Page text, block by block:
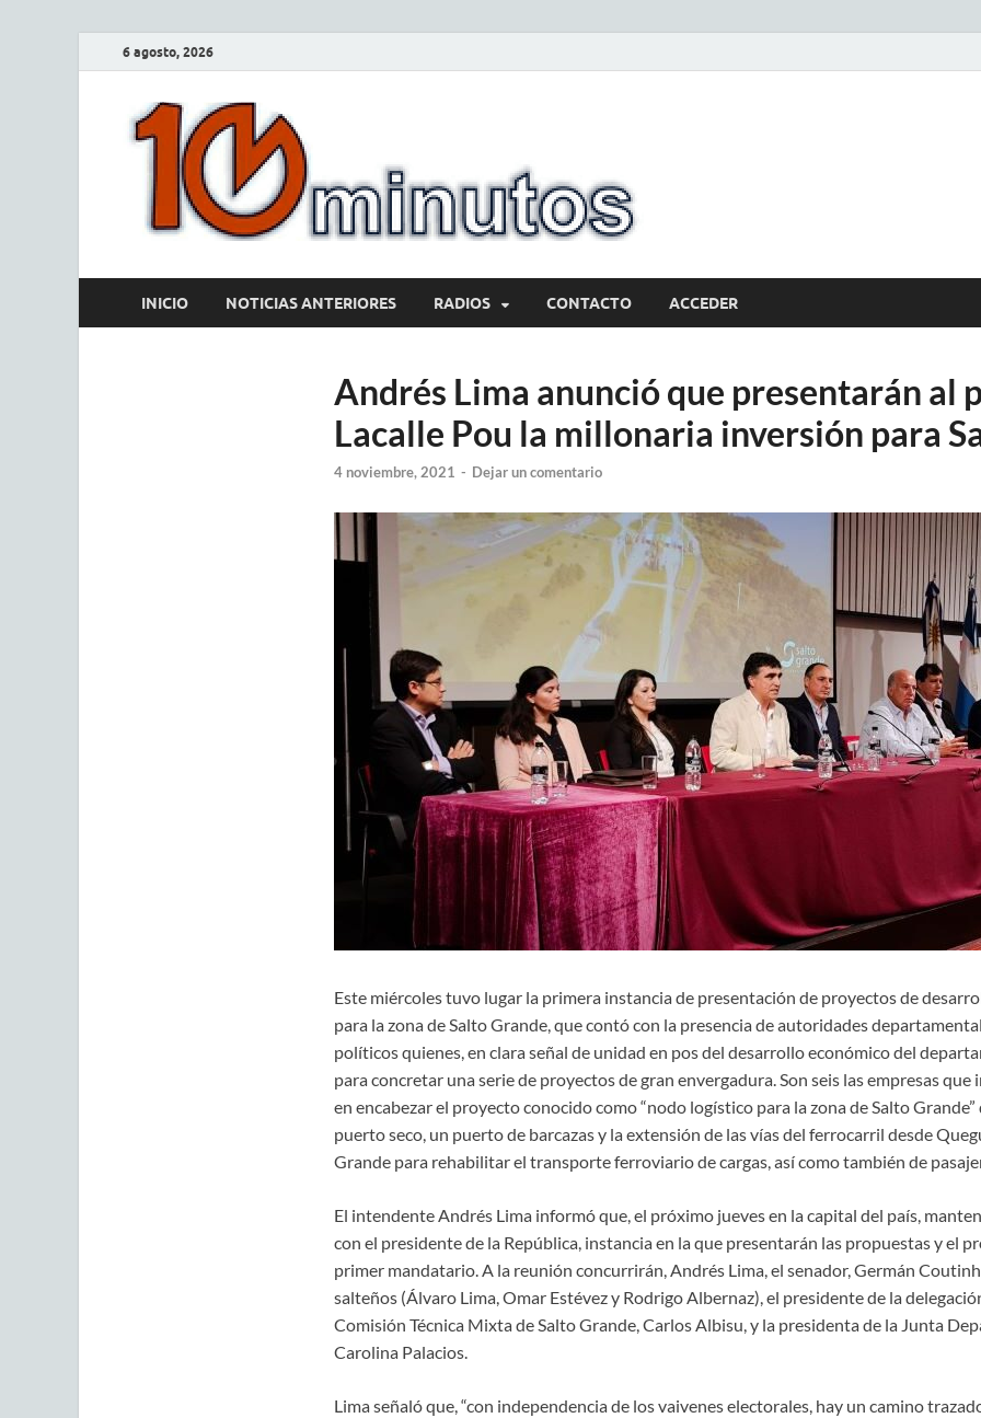
6 agosto, 2026
INICIO NOTICIAS ANTERIORES RADIOS CONTACTO ACCEDER
Andrés Lima anunció que presentarán al
Lacalle Pou la millonaria inversión para
4 noviembre, 2021 - Dejar un comentario
Este miércoles tuvo lugar la primera instancia de presentación de proyectos de
para la zona de Salto Grande, que contó con la presencia de autoridades
políticos quienes, en clara señal de unidad en pos del desarrollo económico del
para concretar una serie de proyectos de gran envergadura. Son seis las empresas
en encabezar el proyecto conocido como “nodo logístico para la zona de Salto
puerto seco, un puerto de barcazas y la extensión de las vías del ferrocarril desde
Grande para rehabilitar el transporte ferroviario de cargas, así como también de
El intendente Andrés Lima informó que, el próximo jueves en la capital del país,
con el presidente de la República, instancia en la que presentarán las propuestas y el
primer mandatario. A la reunión concurrirán, Andrés Lima, el senador, Germán
salteños (Álvaro Lima, Omar Estévez y Rodrigo Albernaz), el presidente de la
Comisión Técnica Mixta de Salto Grande, Carlos Albisu, y la presidenta de la Junta
Carolina Palacios.
Lima señaló que, “con independencia de los vaivenes electorales, hay un camino